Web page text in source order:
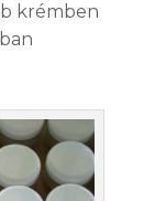
krémben